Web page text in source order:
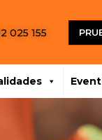
025 155